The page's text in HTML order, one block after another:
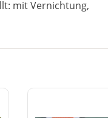
mit Vernichtung,